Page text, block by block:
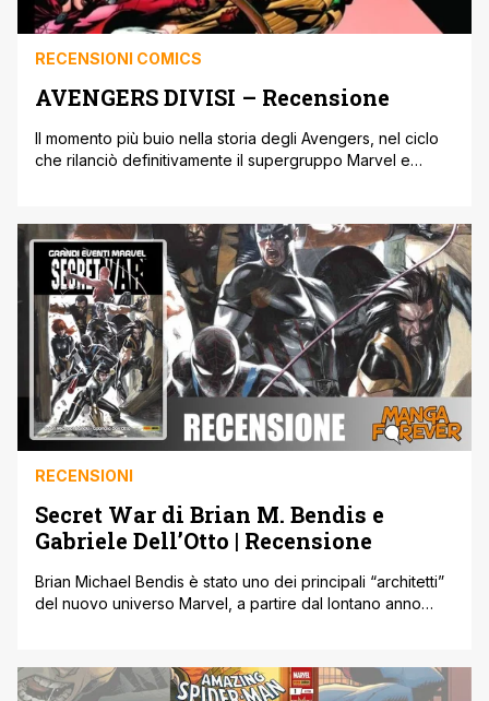
RECENSIONI COMICS
AVENGERS DIVISI – Recensione
Il momento più buio nella storia degli Avengers, nel ciclo
che rilanciò definitivamente il supergruppo Marvel e
RECENSIONI
Secret War di Brian M. Bendis e
Gabriele Dell’Otto | Recensione
Brian Michael Bendis è stato uno dei principali “architetti”
del nuovo universo Marvel, a partire dal lontano anno
della Casa delle Idee: i Vendicatori. Bendis decise di
entrare subito a gamba tesa, scuotendo il team dalle